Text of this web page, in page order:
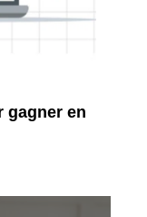
gagner en